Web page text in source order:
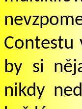
Contestu
by si
nikdy